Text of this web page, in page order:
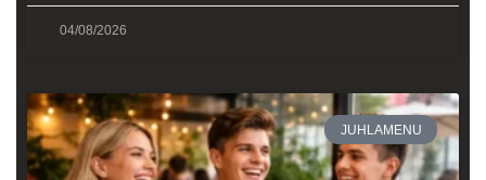
04/08/2026
JUHLAMENU